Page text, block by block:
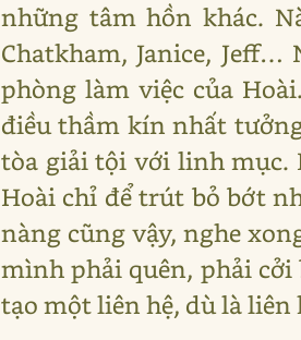
những tâm hồn khác.
Chatkham, Janice,
phòng làm việc của
điều thầm kín nhất
tòa giải tội với linh mục.
Hoài chỉ để trút bỏ bớt
nàng cũng vậy, nghe
mình phải quên, phải
tạo một liên hệ, dù là